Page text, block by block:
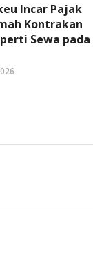
Incar Pajak
Kontrakan
Sewa pada